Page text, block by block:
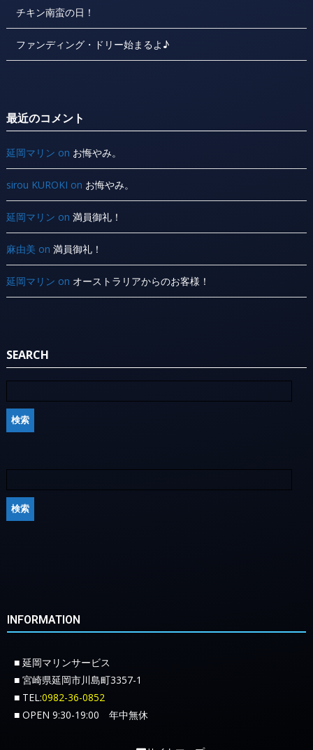
チキン南蛮の日！
ファンディング・ドリー始まるよ♪
最近のコメント
延岡マリン on お悔やみ。
sirou KUROKI on お悔やみ。
延岡マリン on 満員御礼！
麻由美 on 満員御礼！
延岡マリン on オーストラリアからのお客様！
SEARCH
INFORMATION
■ 延岡マリンサービス
■ 宮崎県延岡市川島町3357-1
■ TEL:0982-36-0852
■ OPEN 9:30-19:00 年中無休